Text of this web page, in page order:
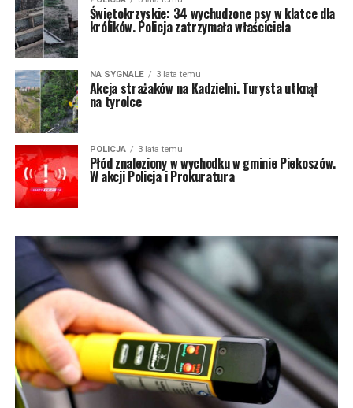
Świętokrzyskie: 34 wychudzone psy w klatce dla
królików. Policja zatrzymała właściciela
NA SYGNALE 3 lata temu
Akcja strażaków na Kadzielni. Turysta utknął
na tyrolce
POLICJA 3 lata temu
Płód znaleziony w wychodku w gminie Piekoszów.
W akcji Policja i Prokuratura